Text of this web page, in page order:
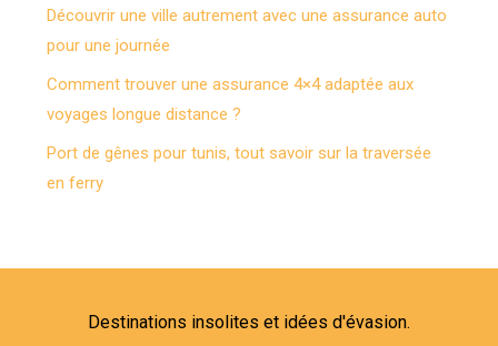
Découvrir une ville autrement avec une assurance auto
pour une journée
Comment trouver une assurance 4×4 adaptée aux
voyages longue distance ?
Port de gênes pour tunis, tout savoir sur la traversée
en ferry
Destinations insolites et idées d'évasion.